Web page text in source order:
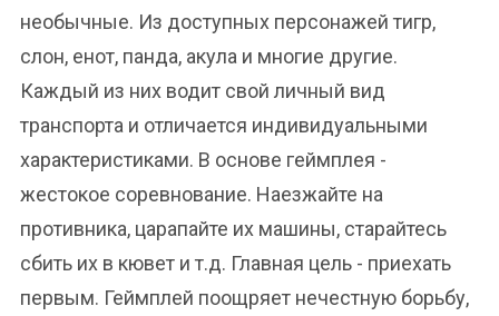
необычные. Из доступных персонажей тигр,
слон, енот, панда, акула и многие другие.
Каждый из них водит свой личный вид
транспорта и отличается индивидуальными
характеристиками. В основе геймплея -
жестокое соревнование. Наезжайте на
противника, царапайте их машины, старайтесь
сбить их в кювет и т.д. Главная цель - приехать
первым. Геймплей поощряет нечестную борьбу,